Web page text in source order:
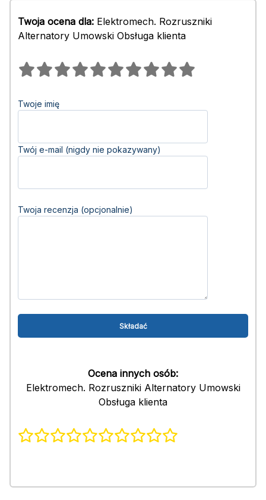
Twoja ocena dla: Elektromech. Rozruszniki
Alternatory Umowski Obsługa klienta
Twoje imię
Twój e-mail (nigdy nie pokazywany)
Twoja recenzja (opcjonalnie)
Ocena innych osób:
Elektromech. Rozruszniki Alternatory Umowski
Obsługa klienta